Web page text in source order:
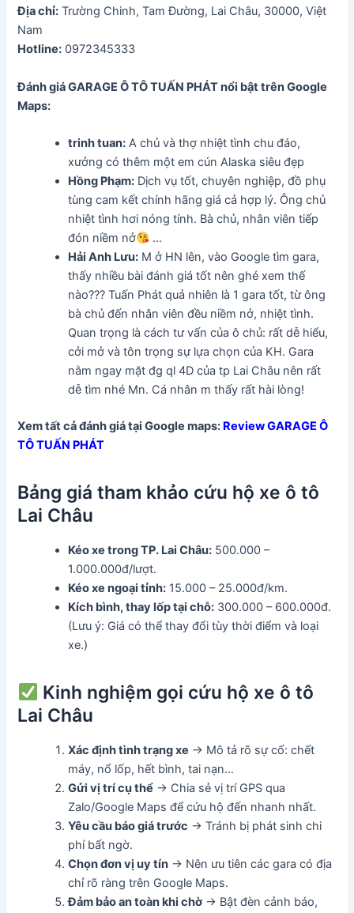
Địa chỉ: Trường Chinh, Tam Đường, Lai Châu, 30000, Việt
Nam
Hotline: 0972345333
Đánh giá GARAGE Ô TÔ TUẤN PHÁTnổi bật trên Google
Maps:
trinh tuan: A chủ và thợ nhiệt tình chu đáo,
xưởng có thêm một em cún Alaska siêu đẹp
Hồng Phạm: Dịch vụ tốt, chuyên nghiệp, đồ phụ
tùng cam kết chính hãng giá cả hợp lý. Ông chủ
nhiệt tình hơi nóng tính. Bà chủ, nhân viên tiếp
đón niềm nở
…
Hải Anh Lưu: M ở HN lên, vào Google tìm gara,
thấy nhiều bài đánh giá tốt nên ghé xem thế
nào??? Tuấn Phát quả nhiên là 1 gara tốt, từ ông
bà chủ đến nhân viên đều niềm nở, nhiệt tình.
Quan trọng là cách tư vấn của ô chủ: rất dễ hiểu,
cởi mở và tôn trọng sự lựa chọn của KH. Gara
nằm ngay mặt đg ql 4D của tp Lai Châu nên rất
dễ tìm nhé Mn. Cá nhân m thấy rất hài lòng!
Xem tất cả đánh giá tại Google maps: Review GARAGE Ô
TÔ TUẤN PHÁT
Bảng giá tham khảo cứu hộ xe ô tô
Lai Châu
Kéo xe trong TP. Lai Châu: 500.000 –
1.000.000đ/lượt.
Kéo xe ngoại tỉnh: 15.000 – 25.000đ/km.
Kích bình, thay lốp tại chỗ: 300.000 – 600.000đ.
(Lưu ý: Giá có thể thay đổi tùy thời điểm và loại
xe.)
Kinh nghiệm gọi cứu hộ xe ô tô
Lai Châu
Xác định tình trạng xe → Mô tả rõ sự cố: chết
máy, nổ lốp, hết bình, tai nạn…
Gửi vị trí cụ thể → Chia sẻ vị trí GPS qua
Zalo/Google Maps để cứu hộ đến nhanh nhất.
Yêu cầu báo giá trước → Tránh bị phát sinh chi
phí bất ngờ.
Chọn đơn vị uy tín → Nên ưu tiên các gara có địa
chỉ rõ ràng trên Google Maps.
Đảm bảo an toàn khi chờ → Bật đèn cảnh báo,